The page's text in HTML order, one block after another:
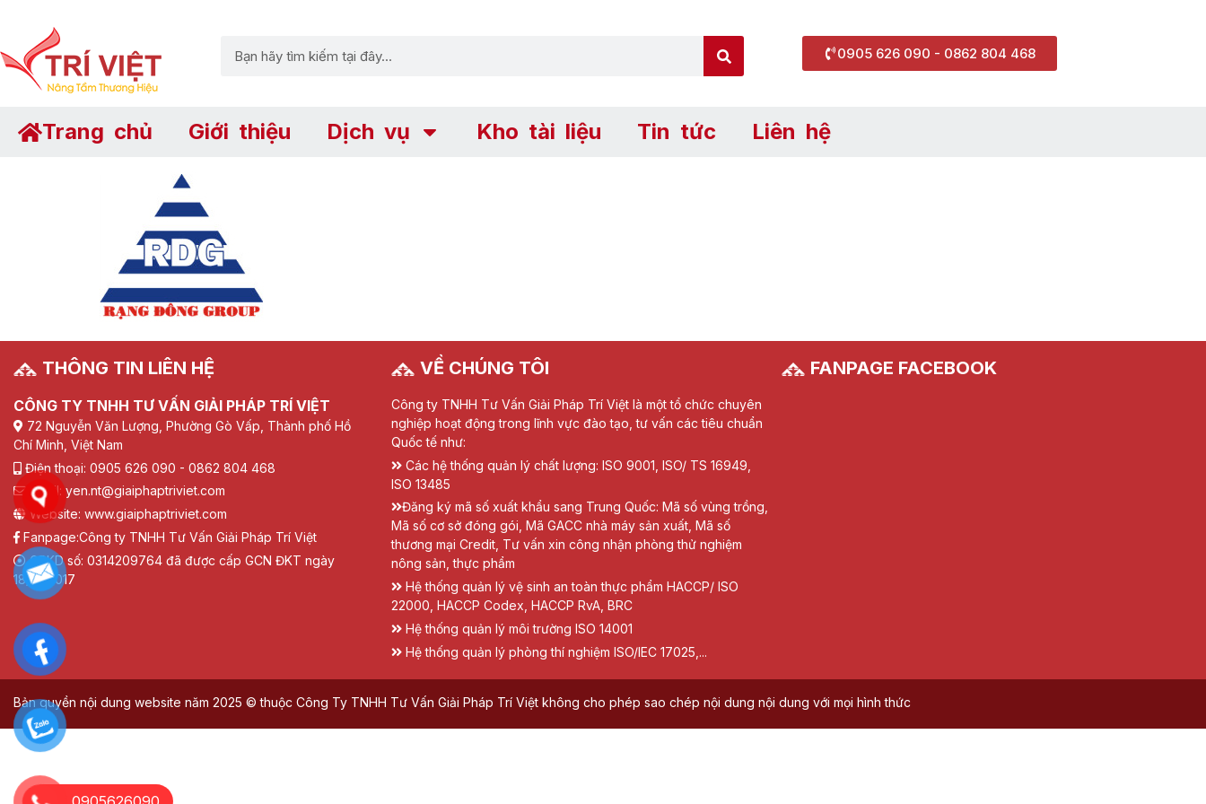
0905 626 090 - 0862 804 468
Trang chủ Giới thiệu Dịch vụ Kho tài liệu Tin tức Liên hệ
THÔNG TIN LIÊN HỆ
CÔNG TY TNHH TƯ VẤN GIẢI PHÁP TRÍ VIỆT
72 Nguyễn Văn Lượng, Phường Gò Vấp, Thành phố Hồ
Chí Minh, Việt Nam
Điện thoại: 0905 626 090 - 0862 804 468
Email: yen.nt@giaiphaptriviet.com
Website: www.giaiphaptriviet.com
Fanpage:Công ty TNHH Tư Vấn Giải Pháp Trí Việt
GPKD số: 0314209764 đã được cấp GCN ĐKT ngày
18/01/2017
VỀ CHÚNG TÔI
Công ty TNHH Tư Vấn Giải Pháp Trí Việt là một tổ chức chuyên
nghiệp hoạt động trong lĩnh vực đào tạo, tư vấn các tiêu chuẩn
Quốc tế như:
Các hệ thống quản lý chất lượng: ISO 9001, ISO/ TS 16949,
ISO 13485
Đăng ký mã số xuất khẩu sang Trung Quốc: Mã số vùng trồng,
Mã số cơ sở đóng gói, Mã GACC nhà máy sản xuất, Mã số
thương mại Credit, Tư vấn xin công nhận phòng thử nghiệm
nông sản, thực phẩm
Hệ thống quản lý vệ sinh an toàn thực phẩm HACCP/ ISO
22000, HACCP Codex, HACCP RvA, BRC
Hệ thống quản lý môi trường ISO 14001
Hệ thống quản lý phòng thí nghiệm ISO/IEC 17025,...
FANPAGE FACEBOOK
Bản quyền nội dung website năm 2025 © thuộc Công Ty TNHH Tư Vấn Giải Pháp Trí Việt không cho phép sao chép nội dung nội dung với mọi hình thức